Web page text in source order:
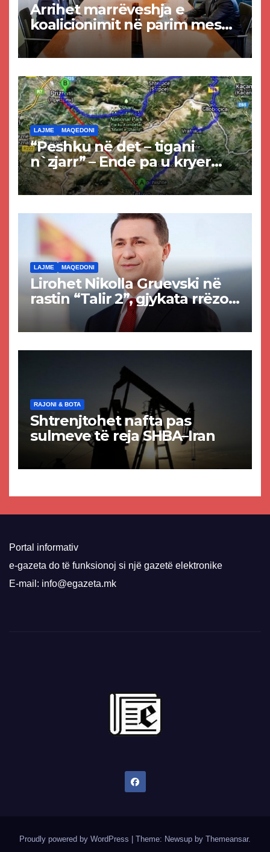
Arrihet marrëveshja e
koalicionimit në parim mes
Kurtit dhe Abdixhikut
LAJME MAQEDONI
“Peshku në det – tigani
n`zjarr” – Ende pa u kryer
projekti i tunelit, komuna e
Tetovës nis punimet për
LAJME MAQEDONI
Lirohet Nikolla Gruevski në
rastin “Talir 2”, gjykata rrëzon
akuzat për ndërtimin e
paligjshëm të selisë së
RAJONI & BOTA
Shtrenjtohet nafta pas
sulmeve të reja SHBA–Iran
Portal informativ
e-gazeta do të funksionoj si një gazetë elektronike
E-mail: info@egazeta.mk
Proudly powered by WordPress | Theme: Newsup by Themeansar.